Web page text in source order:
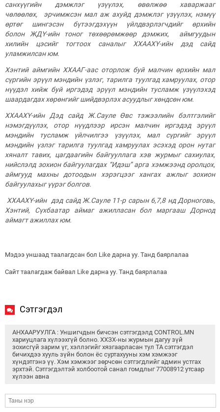
санхүүгийн дэмжлэг үзүүлэх, өвөлжөө хаваржааг
чөлөөлөх, эрчимжсэн мал аж ахуйд дэмжлэг үзүүлэх, нэмүү
өртөг шингэсэн бүтээгдэхүүн үйлдвэрлэгчдийг өрхийн
болон ЖДҮ-ийн тоног төхөөрөмжөөр дэмжих, аймгуудын
хилийн цэсийг тогтоох саналыг ХХААХҮ-ийн дэд сайд
уламжилсан юм.
Хэнтий аймгийн ХХААГ-аас оторлож буй малчин өрхийн мал
сүргийн эрүүл мэндийн үзлэг, тарилга туулгад хамруулах, отор
нүүдэл хийж буй иргэдэд эрүүл мэндийн тусламж үзүүлэхэд
шаардагдах хөрөнгийг шийдвэрлэх асуудлыг хөндсөн юм.
ХХААХҮ-ийн Дэд сайд Ж.Сауле Өвс тэжээлийн бэлтгэлийг
нэмэгдүүлэх, отор нүүдлээр ирсэн малчин иргэдэд эрүүл
мэндийн тусламж үйлчилгээ үзүүлэх, мал сүргийг эрүүл
мэндийн үзлэг тарилга туулгад хамруулах эсэхэд орон нутаг
хяналт тавих, цагдаагийн байгууллага хэв журмыг сахиулах,
нийслэлд зохион байгуулагдах “Идэш” арга хэмжээнд оролцох,
аймгууд махны дотоодын хэрэгцээг хангах ажлыг зохион
байгуулахыг үүрэг болгов.
ХХААХҮ-ийн дэд сайд Ж.Сауле 11-р сарын 6,7,8нд Дорноговь,
Хэнтий, Сүхбаатар аймаг ажилласан бол маргааш Дорнод
аймагт ажиллах юм.
Мэдээ уншаад таалагдсан бол Like дарна уу. Танд баярлалаа
Сайт таалагдаж байвал Like дарна уу. Танд баярлалаа
Сэтгэгдэл
АНХААРУУЛГА : Уншигчдын бичсэн сэтгэгдэлд CONTROL.MN
хариуцлага хүлээхгүй болно. ХХЗХ-ны журмын дагуу зүй
зохисгүй зарим үг, хэллэгийг хязгаарласан тул ТА сэтгэгдэл
бичихдээ хууль зүйн болон ёс суртахууны хэм хэмжээг
хүндэтгэнэ үү. Хэм хэмжээг зөрчсөн сэтгэгдлийг админ устгах
эрхтэй. Сэтгэгдэлтэй холбоотой санал гомдлыг 77008912 утсаар
хүлээн авна